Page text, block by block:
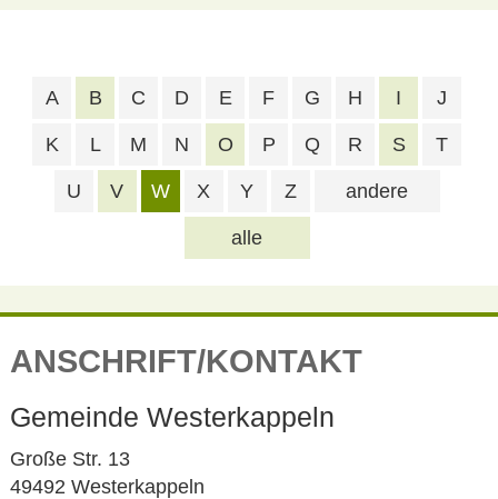
alle
A B C D E F G H I J
K L M N O P Q R S T
U V W X Y Z andere
ANSCHRIFT/KONTAKT
Gemeinde Westerkappeln
Große Str. 13
49492 Westerkappeln